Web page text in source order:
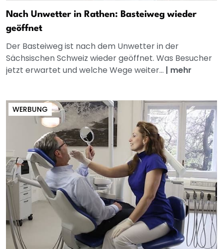
Nach Unwetter in Rathen: Basteiweg wieder
geöffnet
Der Basteiweg ist nach dem Unwetter in der
Sächsischen Schweiz wieder geöffnet. Was Besucher
jetzt erwartet und welche Wege weiter... | mehr
WERBUNG